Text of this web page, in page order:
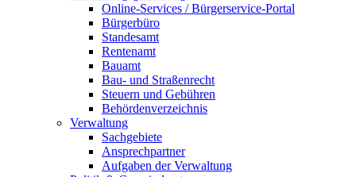
Online-Services / Bürgerservice-Portal
Bürgerbüro
Standesamt
Rentenamt
Bauamt
Bau- und Straßenrecht
Steuern und Gebühren
Behördenverzeichnis
Verwaltung
Sachgebiete
Ansprechpartner
Aufgaben der Verwaltung